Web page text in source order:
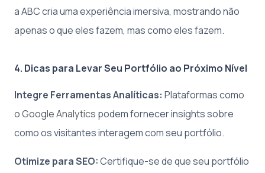
a ABC cria uma experiência imersiva, mostrando não
apenas o que eles fazem, mas como eles fazem.
4. Dicas para Levar Seu Portfólio ao Próximo Nível
Integre Ferramentas Analíticas: Plataformas como
oGoogle Analytics podem fornecer insights sobre
como os visitantes interagem com seu portfólio.
Otimize para SEO:Certifique-se de que seu portfólio